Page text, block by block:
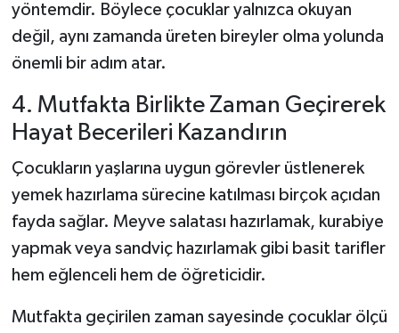
yöntemdir. Böylece çocuklar yalnızca okuyan
değil, aynı zamanda üreten bireyler olma yolunda
önemli bir adım atar.
4. Mutfakta Birlikte Zaman Geçirerek
Hayat Becerileri Kazandırın
Çocukların yaşlarına uygun görevler üstlenerek
yemek hazırlama sürecine katılması birçok açıdan
fayda sağlar. Meyve salatası hazırlamak, kurabiye
yapmak veya sandviç hazırlamak gibi basit tarifler
hem eğlenceli hem de öğreticidir.
Mutfakta geçirilen zaman sayesinde çocuklar ölçü